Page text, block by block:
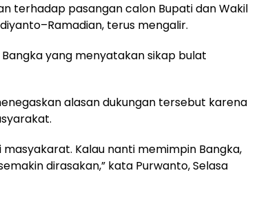
terhadap pasangan calon Bupati dan Wakil
terus mengalir.
yang menyatakan sikap bulat
alasan dukungan tersebut karena
Kalau nanti memimpin Bangka,
dirasakan,” kata Purwanto, Selasa